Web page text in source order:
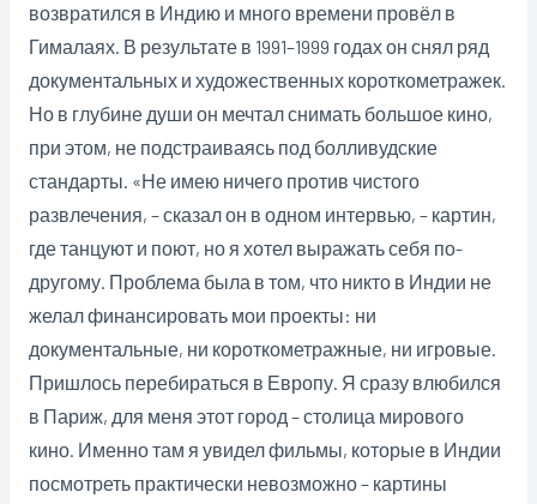
возвратился в Индию и много времени провёл в
Гималаях. В результате в 1991–1999 годах он снял ряд
документальных и художественных короткометражек.
Но в глубине души он мечтал снимать большое кино,
при этом, не подстраиваясь под болливудские
стандарты. «Не имею ничего против чистого
развлечения, – сказал он в одном интервью, – картин,
где танцуют и поют, но я хотел выражать себя по-
другому. Проблема была в том, что никто в Индии не
желал финансировать мои проекты: ни
документальные, ни короткометражные, ни игровые.
Пришлось перебираться в Европу. Я сразу влюбился
в Париж, для меня этот город – столица мирового
кино. Именно там я увидел фильмы, которые в Индии
посмотреть практически невозможно – картины